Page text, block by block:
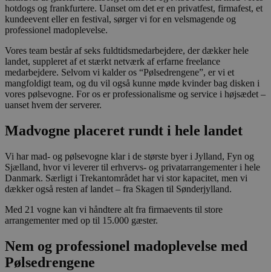
hotdogs og frankfurtere. Uanset om det er en privatfest, firmafest, et
kundeevent eller en festival, sørger vi for en velsmagende og
professionel madoplevelse.
Vores team består af seks fuldtidsmedarbejdere, der dækker hele
landet, suppleret af et stærkt netværk af erfarne freelance
medarbejdere. Selvom vi kalder os “Pølsedrengene”, er vi et
mangfoldigt team, og du vil også kunne møde kvinder bag disken i
vores pølsevogne. For os er professionalisme og service i højsædet –
uanset hvem der serverer.
Madvogne placeret rundt i hele landet
Vi har mad- og pølsevogne klar i de største byer i Jylland, Fyn og
Sjælland, hvor vi leverer til erhvervs- og privatarrangementer i hele
Danmark. Særligt i Trekantområdet har vi stor kapacitet, men vi
dækker også resten af landet – fra Skagen til Sønderjylland.
Med 21 vogne kan vi håndtere alt fra firmaevents til store
arrangementer med op til 15.000 gæster.
Nem og professionel madoplevelse med
Pølsedrengene
eller
mens